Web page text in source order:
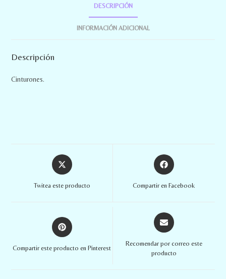
DESCRIPCIÓN
INFORMACIÓN ADICIONAL
Descripción
Cinturones.
Twitea este producto Compartir en Facebook
Compartir este producto en Pinterest
Recomendar por correo este
producto